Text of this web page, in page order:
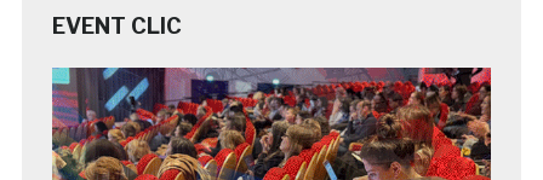
EVENT CLIC